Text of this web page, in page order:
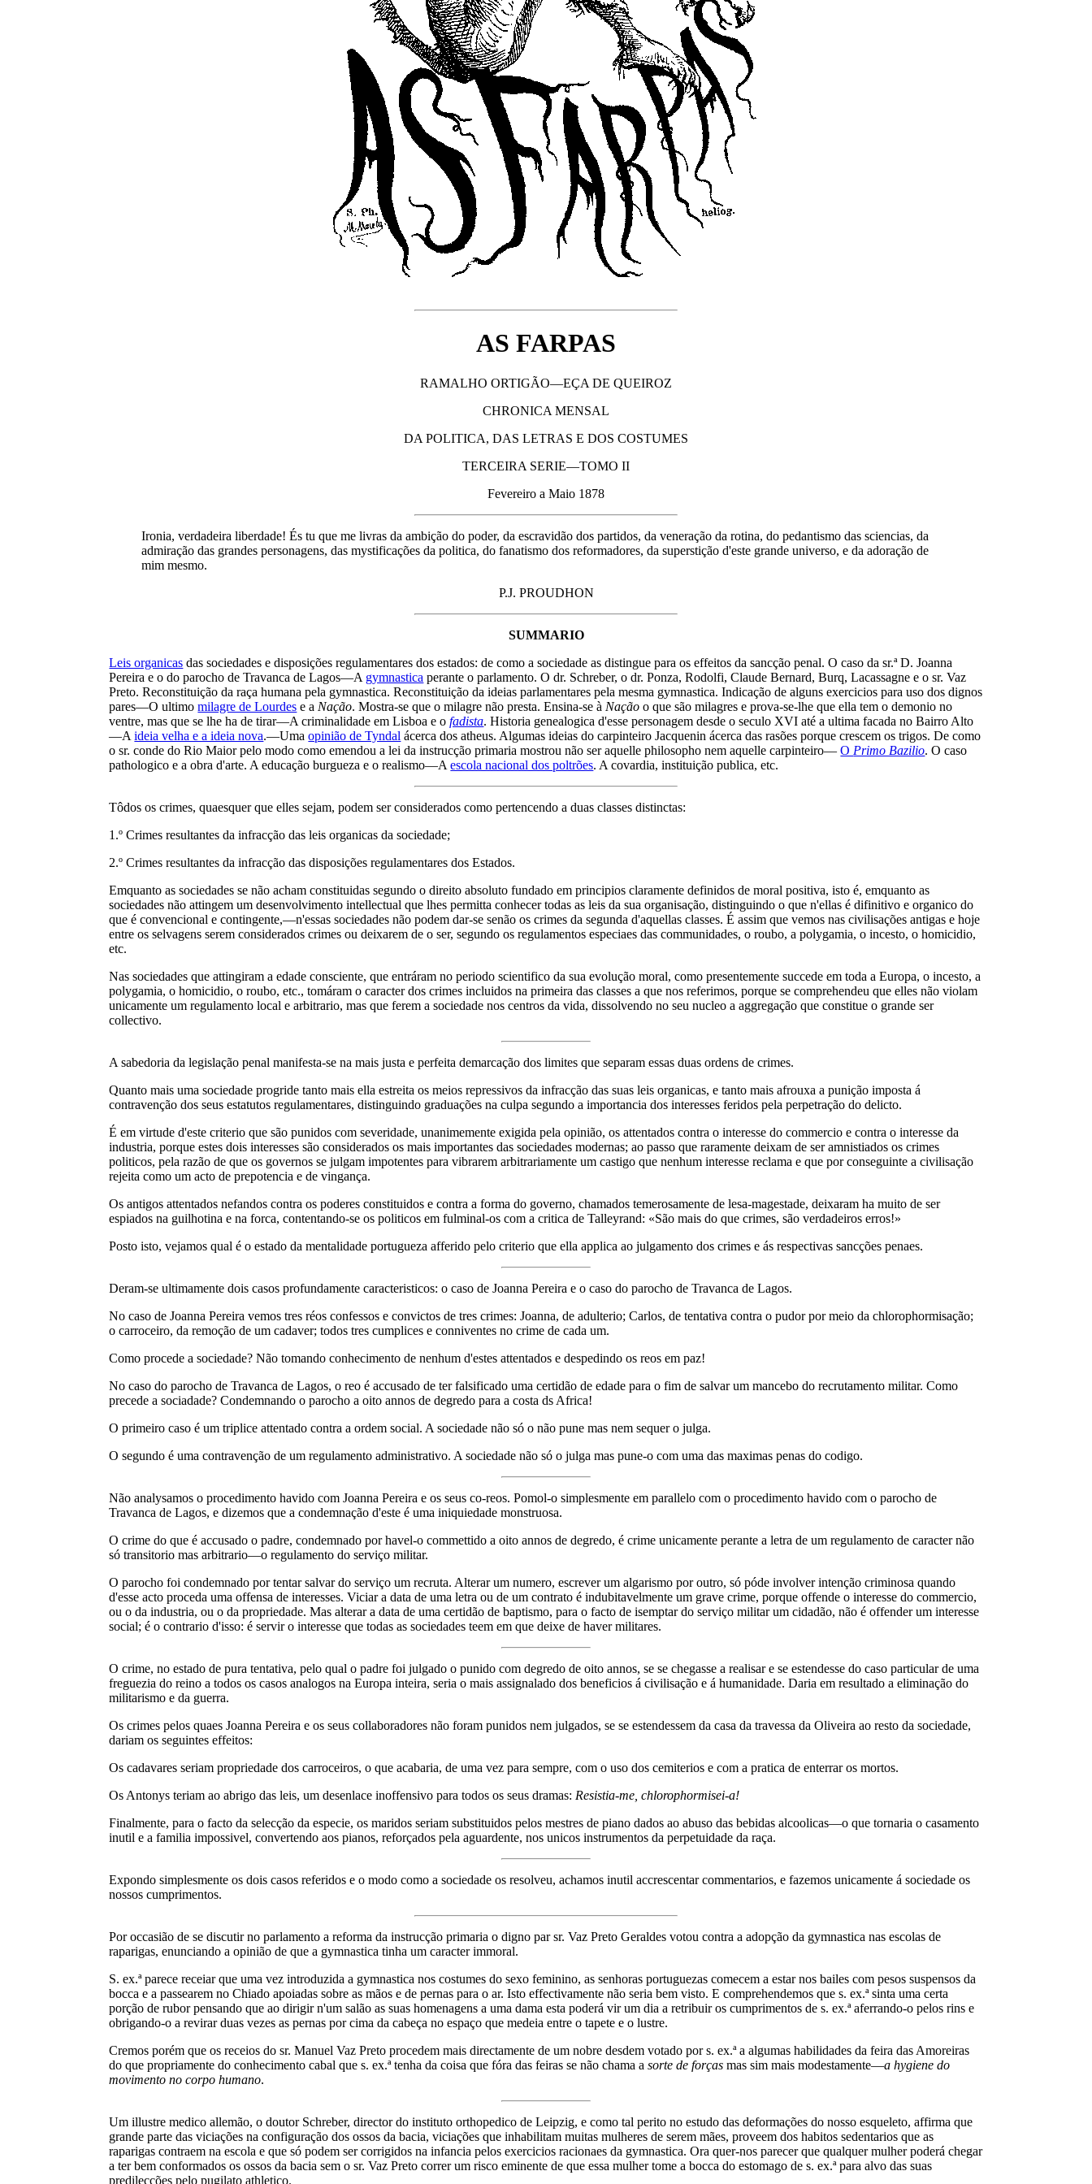
AS FARPAS
RAMALHO ORTIGÃO—EÇA DE QUEIROZ
CHRONICA MENSAL
DA POLITICA, DAS LETRAS E DOS COSTUMES
TERCEIRA SERIE—TOMO II
Fevereiro a Maio 1878
Ironia, verdadeira liberdade! És tu que me livras da ambição do poder, da escravidão dos partidos, da veneração da rotina, do pedantismo das sciencias, da
admiração das grandes personagens, das mystificações da politica, do fanatismo dos reformadores, da superstição d'este grande universo, e da adoração de
mim mesmo.
P.J. PROUDHON
SUMMARIO
Leis organicas das sociedades e disposições regulamentares dos estados: de como a sociedade as distingue para os effeitos da sancção penal. O caso da sr.ª D. Joanna
Pereira e o do parocho de Travanca de Lagos—A gymnastica perante o parlamento. O dr. Schreber, o dr. Ponza, Rodolfi, Claude Bernard, Burq, Lacassagne e o sr. Vaz
Preto. Reconstituição da raça humana pela gymnastica. Reconstituição da ideias parlamentares pela mesma gymnastica. Indicação de alguns exercicios para uso dos dignos
pares—O ultimomilagre de Lourdes e a Nação. Mostra-se que o milagre não presta. Ensina-se à Nação o que são milagres e prova-se-lhe que ella tem o demonio no
ventre, mas que se lhe ha de tirar—A criminalidade em Lisboa e ofadista. Historia genealogica d'esse personagem desde o seculo XVI até a ultima facada no Bairro Alto
—Aideia velha e a ideia nova.—Umaopinião de Tyndal ácerca dos atheus. Algumas ideias do carpinteiro Jacquenin ácerca das rasões porque crescem os trigos. De como
o sr. conde do Rio Maior pelo modo como emendou a lei da instrucção primaria mostrou não ser aquelle philosopho nem aquelle carpinteiro—O Primo Bazilio. O caso
pathologico e a obra d'arte. A educação burgueza e o realismo—Aescola nacional dos poltrões. A covardia, instituição publica, etc.
Tôdos os crimes, quaesquer que elles sejam, podem ser considerados como pertencendo a duas classes distinctas:
1.º Crimes resultantes da infracção das leis organicas da sociedade;
2.º Crimes resultantes da infracção das disposições regulamentares dos Estados.
Emquanto as sociedades se não acham constituidas segundo o direito absoluto fundado em principios claramente definidos de moral positiva, isto é, emquanto as
sociedades não attingem um desenvolvimento intellectual que lhes permitta conhecer todas as leis da sua organisação, distinguindo o que n'ellas é difinitivo e organico do
que é convencional e contingente,—n'essas sociedades não podem dar-se senão os crimes da segunda d'aquellas classes. É assim que vemos nas civilisações antigas e hoje
entre os selvagens serem considerados crimes ou deixarem de o ser, segundo os regulamentos especiaes das communidades, o roubo, a polygamia, o incesto, o homicidio,
etc.
Nas sociedades que attingiram a edade consciente, que entráram no periodo scientifico da sua evolução moral, como presentemente succede em toda a Europa, o incesto, a
polygamia, o homicidio, o roubo, etc., tomáram o caracter dos crimes incluidos na primeira das classes a que nos referimos, porque se comprehendeu que elles não violam
unicamente um regulamento local e arbitrario, mas que ferem a sociedade nos centros da vida, dissolvendo no seu nucleo a aggregação que constitue o grande ser
collectivo.
A sabedoria da legislação penal manifesta-se na mais justa e perfeita demarcação dos limites que separam essas duas ordens de crimes.
Quanto mais uma sociedade progride tanto mais ella estreita os meios repressivos da infracção das suas leis organicas, e tanto mais afrouxa a punição imposta á
contravenção dos seus estatutos regulamentares, distinguindo graduações na culpa segundo a importancia dos interesses feridos pela perpetração do delicto.
É em virtude d'este criterio que são punidos com severidade, unanimemente exigida pela opinião, os attentados contra o interesse do commercio e contra o interesse da
industria, porque estes dois interesses são considerados os mais importantes das sociedades modernas; ao passo que raramente deixam de ser amnistiados os crimes
politicos, pela razão de que os governos se julgam impotentes para vibrarem arbitrariamente um castigo que nenhum interesse reclama e que por conseguinte a civilisação
rejeita como um acto de prepotencia e de vingança.
Os antigos attentados nefandos contra os poderes constituidos e contra a forma do governo, chamados temerosamente de lesa-magestade, deixaram ha muito de ser
espiados na guilhotina e na forca, contentando-se os politicos em fulminal-os com a critica de Talleyrand: «São mais do que crimes, são verdadeiros erros!»
Posto isto, vejamos qual é o estado da mentalidade portugueza afferido pelo criterio que ella applica ao julgamento dos crimes e ás respectivas sancções penaes.
Deram-se ultimamente dois casos profundamente caracteristicos: o caso de Joanna Pereira e o caso do parocho de Travanca de Lagos.
No caso de Joanna Pereira vemos tres réos confessos e convictos de tres crimes: Joanna, de adulterio; Carlos, de tentativa contra o pudor por meio da chlorophormisação;
o carroceiro, da remoção de um cadaver; todos tres cumplices e conniventes no crime de cada um.
Como procede a sociedade? Não tomando conhecimento de nenhum d'estes attentados e despedindo os reos em paz!
No caso do parocho de Travanca de Lagos, o reo é accusado de ter falsificado uma certidão de edade para o fim de salvar um mancebo do recrutamento militar. Como
precede a sociadade? Condemnando o parocho a oito annos de degredo para a costa ds Africa!
O primeiro caso é um triplice attentado contra a ordem social. A sociedade não só o não pune mas nem sequer o julga.
O segundo é uma contravenção de um regulamento administrativo. A sociedade não só o julga mas pune-o com uma das maximas penas do codigo.
Não analysamos o procedimento havido com Joanna Pereira e os seus co-reos. Pomol-o simplesmente em parallelo com o procedimento havido com o parocho de
Travanca de Lagos, e dizemos que a condemnação d'este é uma iniquiedade monstruosa.
O crime do que é accusado o padre, condemnado por havel-o commettido a oito annos de degredo, é crime unicamente perante a letra de um regulamento de caracter não
só transitorio mas arbitrario—o regulamento do serviço militar.
O parocho foi condemnado por tentar salvar do serviço um recruta. Alterar um numero, escrever um algarismo por outro, só póde involver intenção criminosa quando
d'esse acto proceda uma offensa de interesses. Viciar a data de uma letra ou de um contrato é indubitavelmente um grave crime, porque offende o interesse do commercio,
ou o da industria, ou o da propriedade. Mas alterar a data de uma certidão de baptismo, para o facto de isemptar do serviço militar um cidadão, não é offender um interesse
social; é o contrario d'isso: é servir o interesse que todas as sociedades teem em que deixe de haver militares.
O crime, no estado de pura tentativa, pelo qual o padre foi julgado o punido com degredo de oito annos, se se chegasse a realisar e se estendesse do caso particular de uma
freguezia do reino a todos os casos analogos na Europa inteira, seria o mais assignalado dos beneficios á civilisação e á humanidade. Daria em resultado a eliminação do
militarismo e da guerra.
Os crimes pelos quaes Joanna Pereira e os seus collaboradores não foram punidos nem julgados, se se estendessem da casa da travessa da Oliveira ao resto da sociedade,
dariam os seguintes effeitos:
Os cadavares seriam propriedade dos carroceiros, o que acabaria, de uma vez para sempre, com o uso dos cemiterios e com a pratica de enterrar os mortos.
Os Antonys teriam ao abrigo das leis, um desenlace inoffensivo para todos os seus dramas: Resistia-me, chlorophormisei-a!
Finalmente, para o facto da selecção da especie, os maridos seriam substituidos pelos mestres de piano dados ao abuso das bebidas alcoolicas—o que tornaria o casamento
inutil e a familia impossivel, convertendo aos pianos, reforçados pela aguardente, nos unicos instrumentos da perpetuidade da raça.
Expondo simplesmente os dois casos referidos e o modo como a sociedade os resolveu, achamos inutil accrescentar commentarios, e fazemos unicamente á sociedade os
nossos cumprimentos.
Por occasião de se discutir no parlamento a reforma da instrucção primaria o digno par sr. Vaz Preto Geraldes votou contra a adopção da gymnastica nas escolas de
raparigas, enunciando a opinião de que a gymnastica tinha um caracter immoral.
S. ex.ª parece receiar que uma vez introduzida a gymnastica nos costumes do sexo feminino, as senhoras portuguezas comecem a estar nos bailes com pesos suspensos da
bocca e a passearem no Chiado apoiadas sobre as mãos e de pernas para o ar. Isto effectivamente não seria bem visto. E comprehendemos que s. ex.ª sinta uma certa
porção de rubor pensando que ao dirigir n'um salão as suas homenagens a uma dama esta poderá vir um dia a retribuir os cumprimentos de s. ex.ª aferrando-o pelos rins e
obrigando-o a revirar duas vezes as pernas por cima da cabeça no espaço que medeia entre o tapete e o lustre.
Cremos porém que os receios do sr. Manuel Vaz Preto procedem mais directamente de um nobre desdem votado por s. ex.ª a algumas habilidades da feira das Amoreiras
do que propriamente do conhecimento cabal que s. ex.ª tenha da coisa que fóra das feiras se não chama asorte de forças mas sim mais modestamente—a hygiene do
movimento no corpo humano.
Um illustre medico allemão, o doutor Schreber, director do instituto orthopedico de Leipzig, e como tal perito no estudo das deformações do nosso esqueleto, affirma que
grande parte das viciações na configuração dos ossos da bacia, viciações que inhabilitam muitas mulheres de serem mães, proveem dos habitos sedentarios que as
raparigas contraem na escola e que só podem ser corrigidos na infancia pelos exercicios racionaes da gymnastica. Ora quer-nos parecer que qualquer mulher poderá chegar
a ter bem conformados os ossos da bacia sem o sr. Vaz Preto correr um risco eminente de que essa mulher tome a bocca do estomago de s. ex.ª para alvo das suas
predilecções pelo pugilato athletico.